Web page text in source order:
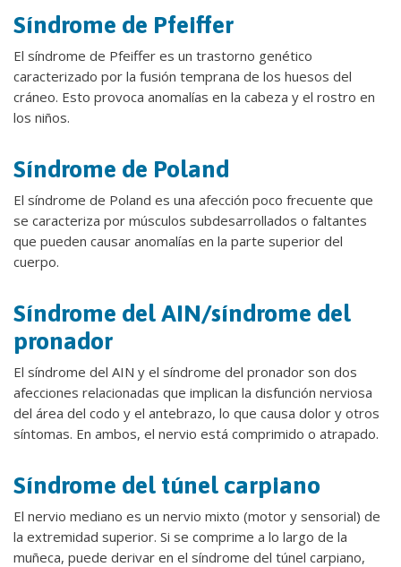
Síndrome de Pfeiffer
El síndrome de Pfeiffer es un trastorno genético
caracterizado por la fusión temprana de los huesos del
cráneo. Esto provoca anomalías en la cabeza y el rostro en
los niños.
Síndrome de Poland
El síndrome de Poland es una afección poco frecuente que
se caracteriza por músculos subdesarrollados o faltantes
que pueden causar anomalías en la parte superior del
cuerpo.
Síndrome del AIN/síndrome del
pronador
El síndrome del AIN y el síndrome del pronador son dos
afecciones relacionadas que implican la disfunción nerviosa
del área del codo y el antebrazo, lo que causa dolor y otros
síntomas. En ambos, el nervio está comprimido o atrapado.
Síndrome del túnel carpiano
El nervio mediano es un nervio mixto (motor y sensorial) de
la extremidad superior. Si se comprime a lo largo de la
muñeca, puede derivar en el síndrome del túnel carpiano,